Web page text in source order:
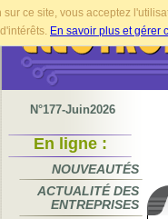
ce site, vous acceptez
En savoir plus et gérer
N°177-Juin2026
En ligne :
NOUVEAUTÉS
ACTUALITÉ DES
ENTREPRISES